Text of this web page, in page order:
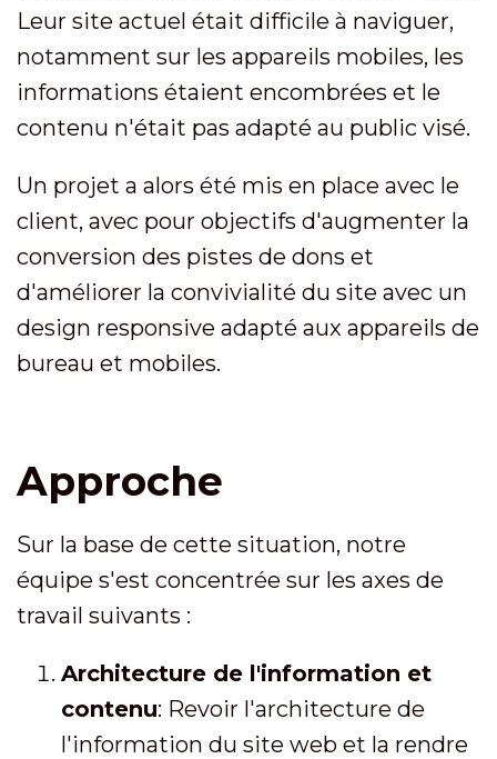
Leur site actuel était difficile à naviguer,
notamment sur les appareils mobiles, les
informations étaient encombrées et le
contenu n'était pas adapté au public visé.
Un projet a alors été mis en place avec le
client, avec pour objectifs d'augmenter la
conversion des pistes de dons et
d'améliorer la convivialité du site avec un
design responsive adapté aux appareils de
bureau et mobiles.
Approche
Sur la base de cette situation, notre
équipe s'est concentrée sur les axes de
travail suivants :
Architecture de l'information et
contenu: Revoir l'architecture de
l'information du site web et la rendre